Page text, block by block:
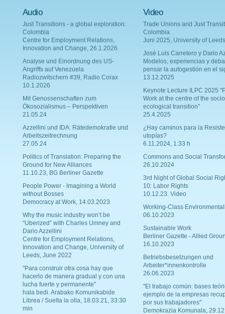
Audio
Just Transitions - a global exploration:
Colombia
Centre for Employment Relations,
Innovation and Change, 26.1.2026
Analyse und Einordnung des US-
Angriffs auf Venezuela
Radiozwitschern #39, Radio Corax
10.1.2026
Mit Genossenschaften zum
Ökosozialismus – Perspektiven
21.05.24
Azzellini und IDA: Rätedemokratie und
Arbeitszeitrechnung
27.05.24
Politics of Translation: Preparing the
Ground for New Alliances
11.10.23, BG Berliner Gazette
People Power - Imagining a World
without Bosses
Democracy at Work, 14.03.2023
Why the music industry won’t be
“Uberized” with Charles Umney and
Dario Azzellini
Centre for Employment Relations,
Innovation and Change, University of
Leeds, June 2022
"Para construir otra cosa hay que
hacerlo de manera gradual y con una
lucha fuerte y permanente"
hala bedi. Arabako Komunikabide
Librea / Suelta la olla, 18.03.21, 33:30
min
Video
Trade Unions and Just
Colombia
Juni 2025, University of Leeds
Josè Luis Carretero y Dario
Modelos, experiencias y
pensar la autogestión en el
13.12.2025
Keynote Lecture ILPC 2025
Work at the centre of the
ecological transition"
25.4.2025
¿Hay caminos para la
utopías?
6.11.2024, 1:33 h
Commons and Social
26.10.2024
3rd Night of Global Social
10: Labor Rights
10.12.23. Video
Working-Class
06.10.2023
Sustainable Work
Berliner Gazette - Allied
16.10.2023
Betriebsbesetzungen und
Arbeiter*innenkontrolle
26.06.2023
"El trabajo común: bases
ejemplo de la empresas
por sus trabajadores"
Demokrazia Komunala,